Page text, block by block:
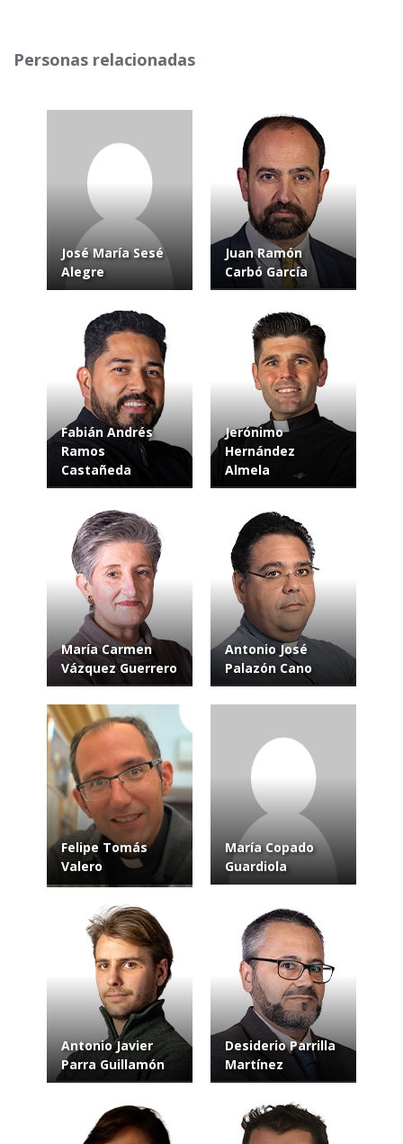
Personas relacionadas
José María Sesé
Alegre
Juan Ramón
Carbó García
Fabián Andrés
Ramos
Castañeda
Jerónimo
Hernández
Almela
María Carmen
Vázquez Guerrero
Antonio José
Palazón Cano
Felipe Tomás
Valero
María Copado
Guardiola
Antonio Javier
Parra Guillamón
Desiderio Parrilla
Martínez